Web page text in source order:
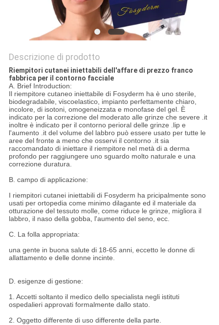
PRIVACY
POLICY
Descrizione di prodotto
Riempitori cutanei iniettabili dell'affare di prezzo franco
fabbrica per il contorno facciale
A. Brief Introduction:
Il riempitore cutaneo iniettabile di Fosyderm ha è uno sterile,
biodegradabile, viscoelastico, impianto perfettamente chiaro,
incolore, di isotoni, omogeneizzata e monofase del gel. È
indicato per la correzione del moderato alle grinze che severe .it
inoltre è indicato per il contorno perioral delle grinze .lip e
l'aumento .it del volume del labbro può essere usato per tutte le
aree del fronte a meno che osservi il contorno .it sia
raccomandato di iniettare il riempitore nel metà di a derma
profondo per raggiungere uno sguardo molto naturale e una
correzione duratura.
B. campo di applicazione:
I riempitori cutanei iniettabili di Fosyderm ha pricipalmente sono
usati per ortopedia come minimo dilagante ed il materiale da
otturazione del tessuto molle, come riduce le grinze, migliora il
labbro, il naso della gobba, l'aumento del seno, ecc.
C. La folla appropriata:
una gente in buona salute di 18-65 anni, eccetto le donne di
allattamento e delle donne incinte.
D. esigenze di gestione:
1. Accetti soltanto il medico dello specialista negli istituti
ospedalieri approvati formalmente dallo stato.
2. Oggetto differente di uso differente della parte.